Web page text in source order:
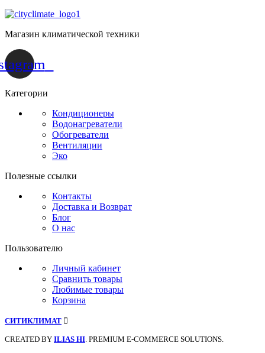
Магазин климатической техники
Категории
Кондиционеры
Водонагреватели
Обогреватели
Вентиляции
Эко
Полезные ссылки
Контакты
Доставка и Возврат
Блог
О нас
Пользователю
Личный кабинет
Сравнить товары
Любимые товары
Корзина
СИТИКЛИМАТ
CREATED BY ILIAS HI. PREMIUM E-COMMERCE SOLUTIONS.